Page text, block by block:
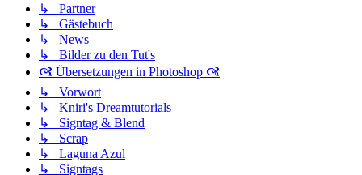
↳ Partner
↳ Gästebuch
↳ News
↳ Bilder zu den Tut's
🙧 Übersetzungen in Photoshop 🙧
↳ Vorwort
↳ Kniri's Dreamtutorials
↳ Signtag & Blend
↳ Scrap
↳ Laguna Azul
↳ Signtags